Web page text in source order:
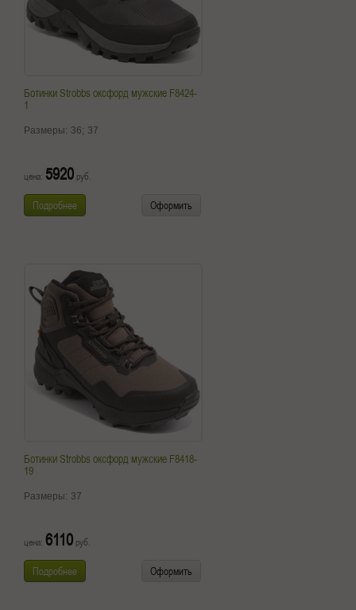
Ботинки Strobbs оксфорд мужские F8424-
1
Размеры: 36; 37
цена: 5920 руб.
Подробнее Оформить
Ботинки Strobbs оксфорд мужские F8418-
19
Размеры: 37
цена: 6110 руб.
Подробнее Оформить